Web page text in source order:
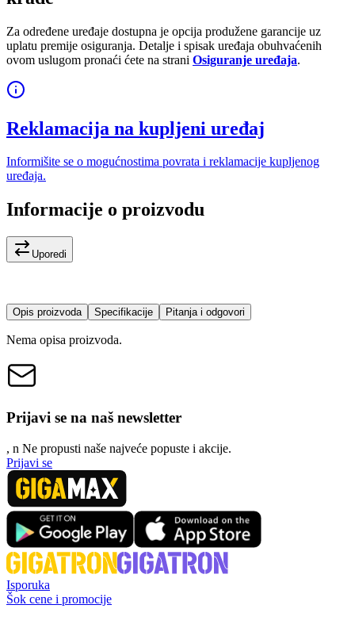
Za određene uređaje dostupna je opcija produžene garancije uz
uplatu premije osiguranja. Detalje i spisak uređaja obuhvaćenih
ovom uslugom pronaći ćete na strani Osiguranje uređaja.
Reklamacija na kupljeni uređaj
Informišite se o mogućnostima povrata i reklamacije kupljenog
uređaja.
Informacije o proizvodu
Uporedi
Opis proizvoda Specifikacije Pitanja i odgovori
Nema opisa proizvoda.
Prijavi se na naš newsletter
, n Ne propusti naše najveće popuste i akcije.
Prijavi se
Isporuka
Šok cene i promocije